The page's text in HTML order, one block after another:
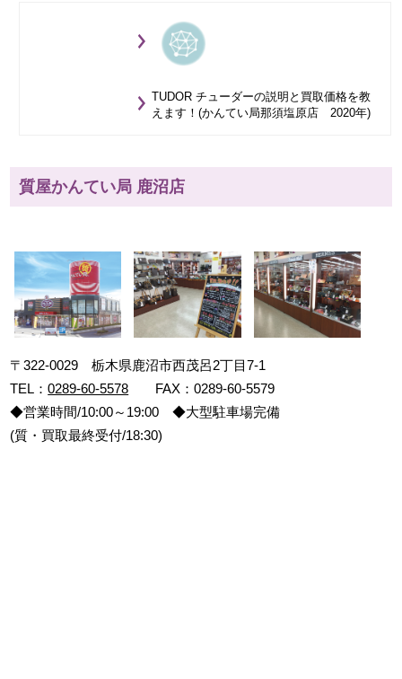
TUDOR チューダーの説明と買取価格を教
えます！(かんてい局那須塩原店 2020年)
質屋かんてい局 鹿沼店
〒322-0029 栃木県鹿沼市西茂呂2丁目7-1
TEL：0289-60-5578 FAX：0289-60-5579
◆営業時間/10:00～19:00 ◆大型駐車場完備
(質・買取最終受付/18:30)